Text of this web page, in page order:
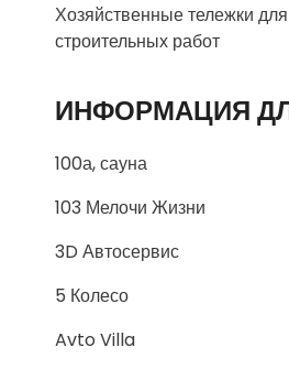
Хозяйственные тележки
строительных работ
ИНФОРМАЦИЯ
100а, сауна
103 Мелочи Жизни
3D Автосервис
5 Колесо
Avto Villa